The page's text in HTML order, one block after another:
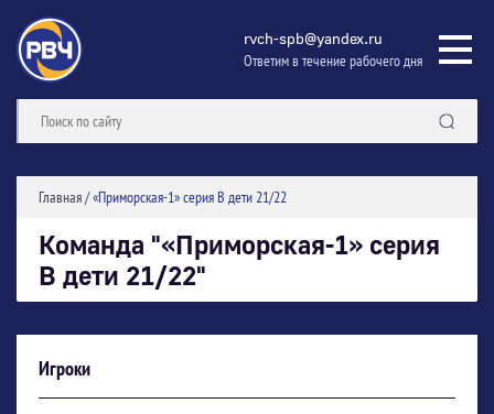
rvch-spb@yandex.ru
Ответим в течение рабочего дня
Главная/«Приморская-1» серия В дети 21/22
Команда "«Приморская-1» серия
В дети 21/22"
Игроки